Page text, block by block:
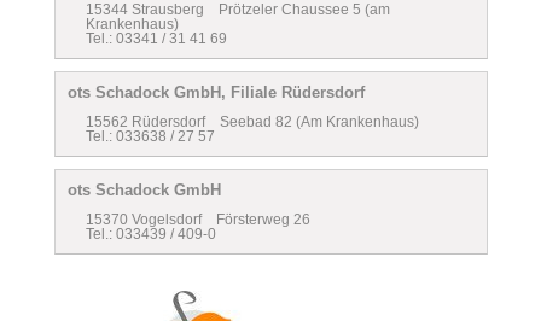
15344 Strausberg Prötzeler Chaussee 5 (am
Krankenhaus)
Tel.: 03341 / 31 41 69
ots Schadock GmbH, Filiale Rüdersdorf
15562 Rüdersdorf Seebad 82 (Am Krankenhaus)
Tel.: 033638 / 27 57
ots Schadock GmbH
15370 Vogelsdorf Försterweg 26
Tel.: 033439 / 409-0